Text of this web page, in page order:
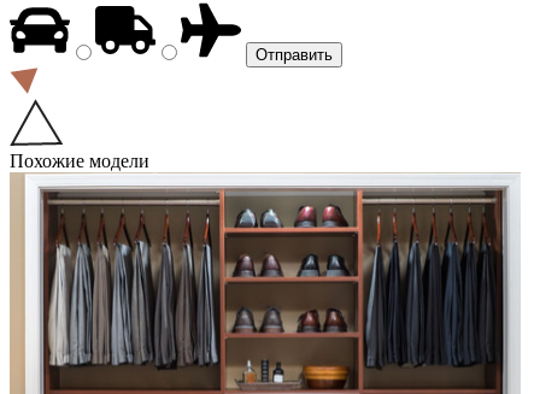
Похожие модели